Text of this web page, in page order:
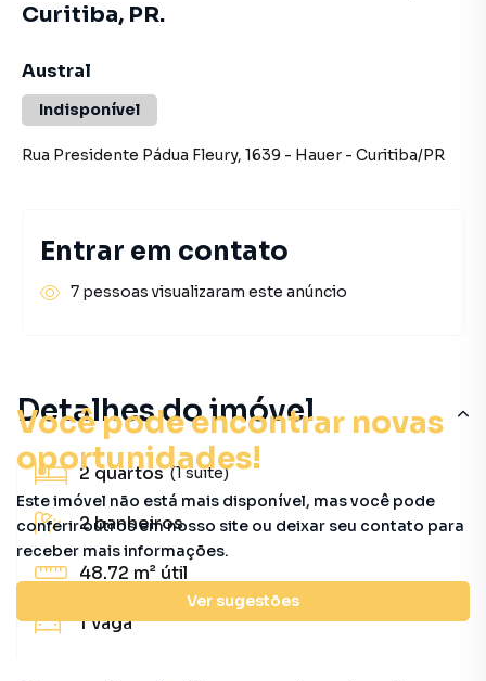
Você pode encontrar novas
oportunidades!
Este imóvel não está mais disponível, mas você pode
conferir outros em nosso site ou deixar seu contato para
receber mais informações.
Ver sugestões
Detalhes do imóvel
2 quartos (1 suíte)
2banheiros
48.72 m² útil
1vaga
Curitiba, PR.
Austral
Indisponível
Rua Presidente Pádua Fleury, 1639 - Hauer - Curitiba/PR
Entrar em contato
7 pessoas visualizaram este anúncio